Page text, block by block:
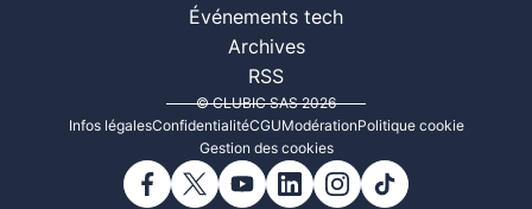
Événements tech
Archives
RSS
© CLUBIC SAS 2026
Infos légalesConfidentialitéCGUModérationPolitique cookie
Gestion des cookies